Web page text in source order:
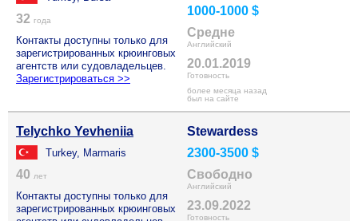
32 года
Контакты доступны только для
зарегистрированных крюинговых
агентств или судовладельцев.
Зарегистрироваться >>
1000-1000 $
Средне
Английский
20.01.2019
Готовность
более месяца назад
был на сайте
Telychko Yevheniia
Turkey, Marmaris
40 лет
Контакты доступны только для
зарегистрированных крюинговых
Stewardess
2300-3500 $
Свободно
Английский
23.09.2022
Готовность